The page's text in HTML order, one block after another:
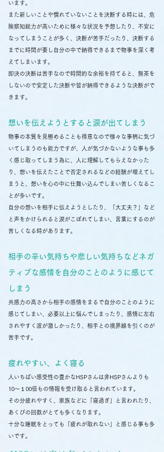
います。
また新しいことや慣れていないことを決断する時には、危
険察知総力が高いために様々な状況を予想したり、不安に
なってしまうことが多く、決断が苦手だったり、決断する
までに時間が要し自分の中で納得できるまで物事を深く考
えてしまいます。
​即決の決断は苦手なので時間的な余裕を持てると、無茶を
しないので安定した決断や皆が納得できるような決断がで
きます。
​想いを伝えようとすると涙が出てしまう
物事の本質を見極めることも得意なので様々な事柄に気づ
いてしまうのも能力ですが、人が気づかないような事も多
く感じ取ってしまう為に、人に理解してもらえなかった
り、想いを伝えたことで否定されるなどの経験が増えてし
まうと、想いを心の中に仕舞い込んでしまい苦しくなるこ
とが多いです。
自分の想いを相手に伝えようとしたり、「大丈夫？」など
と声をかけられると涙がこぼれてしまい、言葉にするのが
苦しくなる時があります。
相手の辛い気持ちや悲しい気持ちなどネガ
ティブな感情を自分のことのように感じて
しまう
共感力の高さから相手の感情をまるで自分のことのように
感じてしまい、必要以上に悩んでしまったり、感情に左右
されやすく波が激しかったり、相手との境界線を引くのが
苦手です。
疲れやすい、よく寝る
人いちばい感受性の豊かなHSPさんは非HSPさんよりも
10〜１00倍もの情報を受け取ると言われています。
​その分疲れやすく、家族などに「寝過ぎ」と言われたり、
あくびの回数がとても多くなります。
十分な睡眠をとっても「疲れが取れない」と感じる事も多
いです。